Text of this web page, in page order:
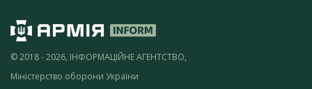
© 2018 - 2026, ІНФОРМАЦІЙНЕ АГЕНТСТВО,
Міністерство оборони України